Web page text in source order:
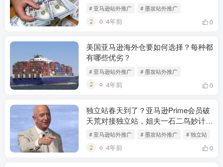
# 亚马逊站外推广 # 墨攻站外推广
4年前 0
美国亚马逊海外仓要如何选择？每种都
有哪些优劣？
# 亚马逊站外推广 # 墨攻站外推广
4年前 0
独立站春天到了？亚马逊Prime会员破
天荒对接独立站，姐夫一石二鸟妙计？
—MOGOEC墨攻推广
# 亚马逊站外推广 # 墨攻站外推广 # 独立站
4年前 0